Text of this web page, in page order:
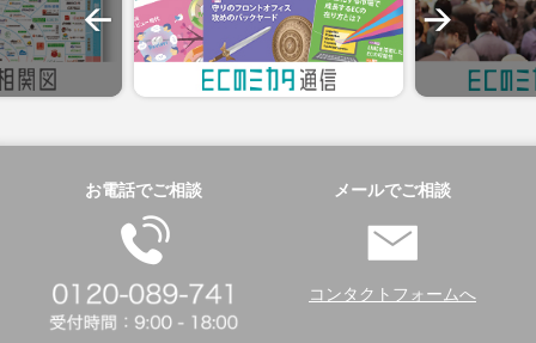
お電話でご相談 メールでご相談
コンタクトフォームへ